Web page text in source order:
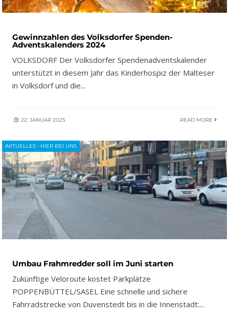
Gewinnzahlen des Volksdorfer Spenden-
Adventskalenders 2024
VOLKSDORF Der Volksdorfer Spendenadventskalender
unterstützt in diesem Jahr das Kinderhospiz der Malteser
in Volksdorf und die...
22. JANUAR 2025 READ MORE
AKTUELLES • HIER BEI UNS
Umbau Frahmredder soll im Juni starten
Zukünftige Veloroute kostet Parkplätze
POPPENBÜTTEL/SASEL Eine schnelle und sichere
Fahrradstrecke von Duvenstedt bis in die Innenstadt:...